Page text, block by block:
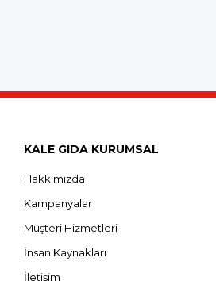
KALE GIDA KURUMSAL
Hakkımızda
Kampanyalar
Müşteri Hizmetleri
İnsan Kaynakları
İletişim